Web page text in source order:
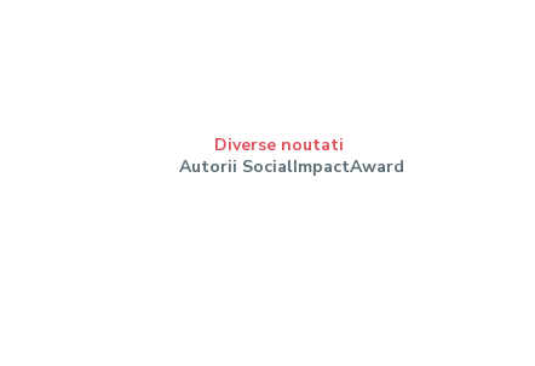
Diverse noutati
Autorii SocialImpactAward